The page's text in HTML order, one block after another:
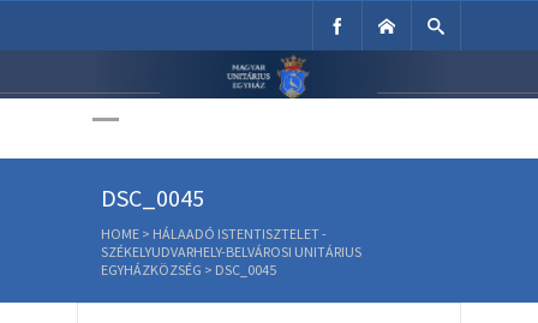
Unitárius Egyház
DSC_0045
HOME > HÁLAADÓ ISTENTISZTELET -
SZÉKELYUDVARHELY-BELVÁROSI UNITÁRIUS
EGYHÁZKÖZSÉG > DSC_0045